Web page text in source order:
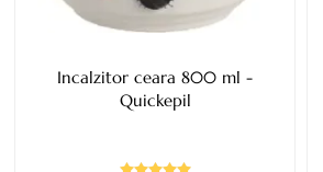
Incalzitor ceara 800 ml -
Quickepil